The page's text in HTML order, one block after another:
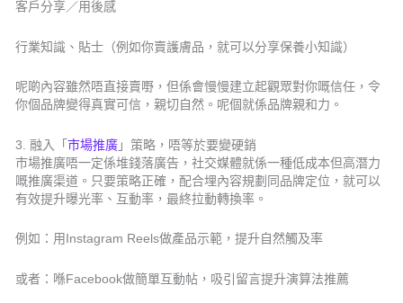
客戶分享／用後感
行業知識、貼士（例如你賣護膚品，就可以分享保養小知識）
呢啲內容雖然唔直接賣嘢，但係會慢慢建立起觀眾對你嘅信任，令
你個品牌變得真實可信，親切自然。呢個就係品牌親和力。
3. 融入「市場推廣 」策略，唔等於要變硬銷
市場推廣唔一定係堆錢落廣告，社交媒體就係一種低成本但高潛力
嘅推廣渠道。只要策略正確，配合埋內容規劃同品牌定位，就可以
有效提升曝光率、互動率，最終拉動轉換率。
例如：用Instagram Reels做產品示範，提升自然觸及率
或者：喺Facebook做簡單互動帖，吸引留言提升演算法推薦